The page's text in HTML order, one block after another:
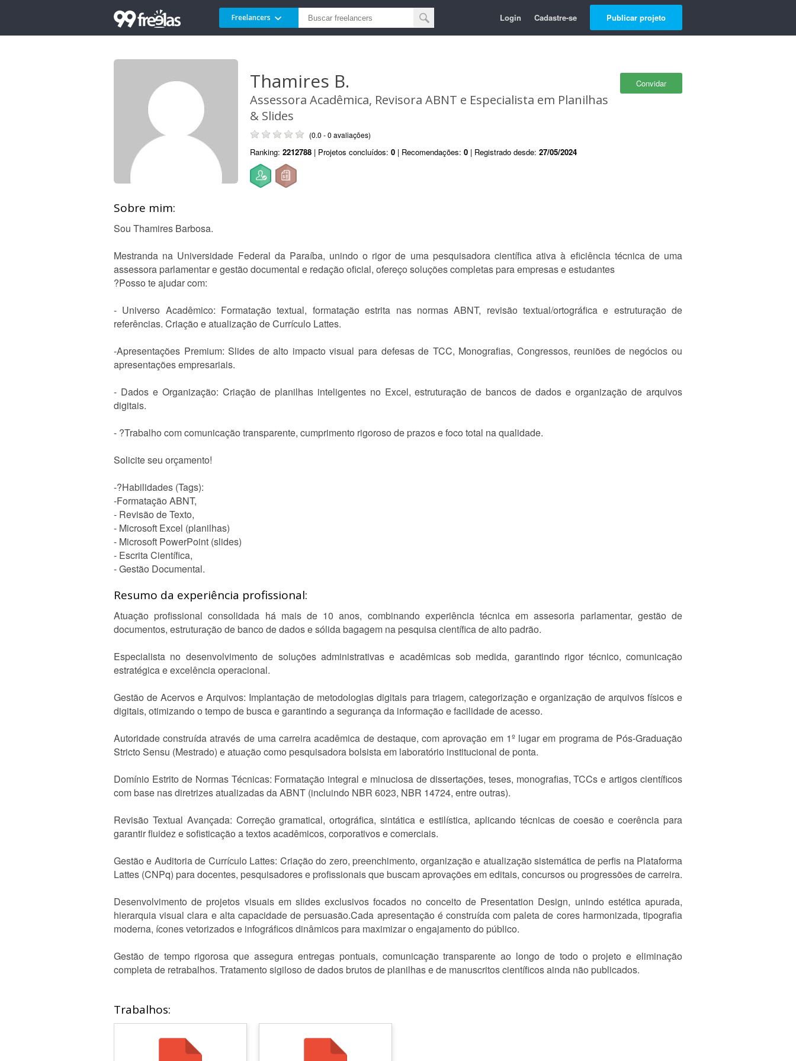
Freelancers Login Cadastre-se Publicar projeto
Convidar
Thamires B.
Assessora Acadêmica, Revisora ABNT e Especialista em Planilhas
& Slides
(0.0 - 0 avaliações)
Ranking: 2212788 | Projetos concluídos: 0 | Recomendações: 0 | Registrado desde: 27/05/2024
Sobre mim:
Sou Thamires Barbosa.
Mestranda na Universidade Federal da Paraíba, unindo o rigor de uma pesquisadora científica ativa à eficiência técnica de uma
assessora parlamentar e gestão documental e redação oficial, ofereço soluções completas para empresas e estudantes
?Posso te ajudar com:
- Universo Acadêmico: Formatação textual, formatação estrita nas normas ABNT, revisão textual/ortográfica e estruturação de
referências. Criação e atualização de Currículo Lattes.
-Apresentações Premium: Slides de alto impacto visual para defesas de TCC, Monografias, Congressos, reuniões de negócios ou
apresentações empresariais.
- Dados e Organização: Criação de planilhas inteligentes no Excel, estruturação de bancos de dados e organização de arquivos
digitais.
- ?Trabalho com comunicação transparente, cumprimento rigoroso de prazos e foco total na qualidade.
Solicite seu orçamento!
-?Habilidades (Tags):
-Formatação ABNT,
- Revisão de Texto,
- Microsoft Excel (planilhas)
- Microsoft PowerPoint (slides)
- Escrita Científica,
- Gestão Documental.
Resumo da experiência profissional:
Atuação profissional consolidada há mais de 10 anos, combinando experiência técnica em assesoria parlamentar, gestão de
documentos, estruturação de banco de dados e sólida bagagem na pesquisa científica de alto padrão.
Especialista no desenvolvimento de soluções administrativas e acadêmicas sob medida, garantindo rigor técnico, comunicação
estratégica e excelência operacional.
Gestão de Acervos e Arquivos: Implantação de metodologias digitais para triagem, categorização e organização de arquivos físicos e
digitais, otimizando o tempo de busca e garantindo a segurança da informação e facilidade de acesso.
Autoridade construída através de uma carreira acadêmica de destaque, com aprovação em 1º lugar em programa de Pós-Graduação
Stricto Sensu (Mestrado) e atuação como pesquisadora bolsista em laboratório institucional de ponta.
Domínio Estrito de Normas Técnicas: Formatação integral e minuciosa de dissertações, teses, monografias, TCCs e artigos científicos
com base nas diretrizes atualizadas da ABNT (incluindo NBR 6023, NBR 14724, entre outras).
Revisão Textual Avançada: Correção gramatical, ortográfica, sintática e estilística, aplicando técnicas de coesão e coerência para
garantir fluidez e sofisticação a textos acadêmicos, corporativos e comerciais.
Gestão e Auditoria de Currículo Lattes: Criação do zero, preenchimento, organização e atualização sistemática de perfis na Plataforma
Lattes (CNPq) para docentes, pesquisadores e profissionais que buscam aprovações em editais, concursos ou progressões de carreira.
Desenvolvimento de projetos visuais em slides exclusivos focados no conceito de Presentation Design, unindo estética apurada,
hierarquia visual clara e alta capacidade de persuasão.Cada apresentação é construída com paleta de cores harmonizada, tipografia
moderna, ícones vetorizados e infográficos dinâmicos para maximizar o engajamento do público.
Gestão de tempo rigorosa que assegura entregas pontuais, comunicação transparente ao longo de todo o projeto e eliminação
completa de retrabalhos. Tratamento sigiloso de dados brutos de planilhas e de manuscritos científicos ainda não publicados.
Trabalhos: